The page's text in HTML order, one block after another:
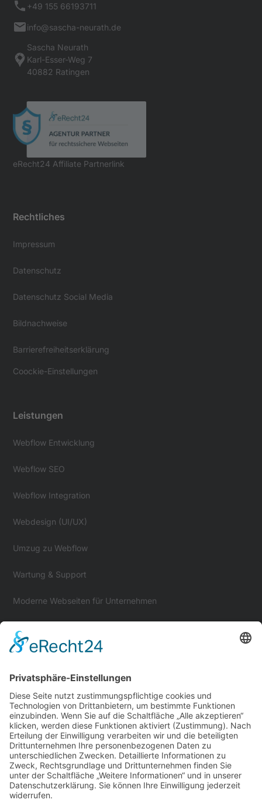
+49 155 66193711
info@sascha-neurath.de
Sascha Neurath
Karl-Esser-Weg 7
40882 Ratingen
eRecht24 Affiliate Partnerlink
Rechtliches
Impressum
Datenschutz
Datenschutz Social Media
Bildnachweise
Barrierefreiheitserklärung
Coockie-Einstellungen
Leistungen
Webflow Entwicklung
Webflow SEO
Webflow Integration
Webdesign (UI/UX)
Umzug zu Webflow
Wartung & Support
Moderne Webseiten für Unternehmen
Folge mir auf
LinkedIn
Xing
Instagram
X
Youtube